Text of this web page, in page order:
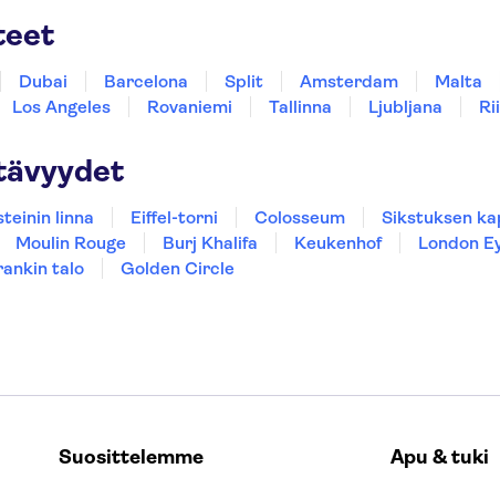
Dubai Barcelona Split Amsterdam Malta
Los Angeles Rovaniemi Tallinna Ljubljana
linna Eiffel-torni Colosseum Sikstuksen
Moulin Rouge Burj Khalifa Keukenhof London
talo
Golden Circle
Suosittelemme Apu & tuki